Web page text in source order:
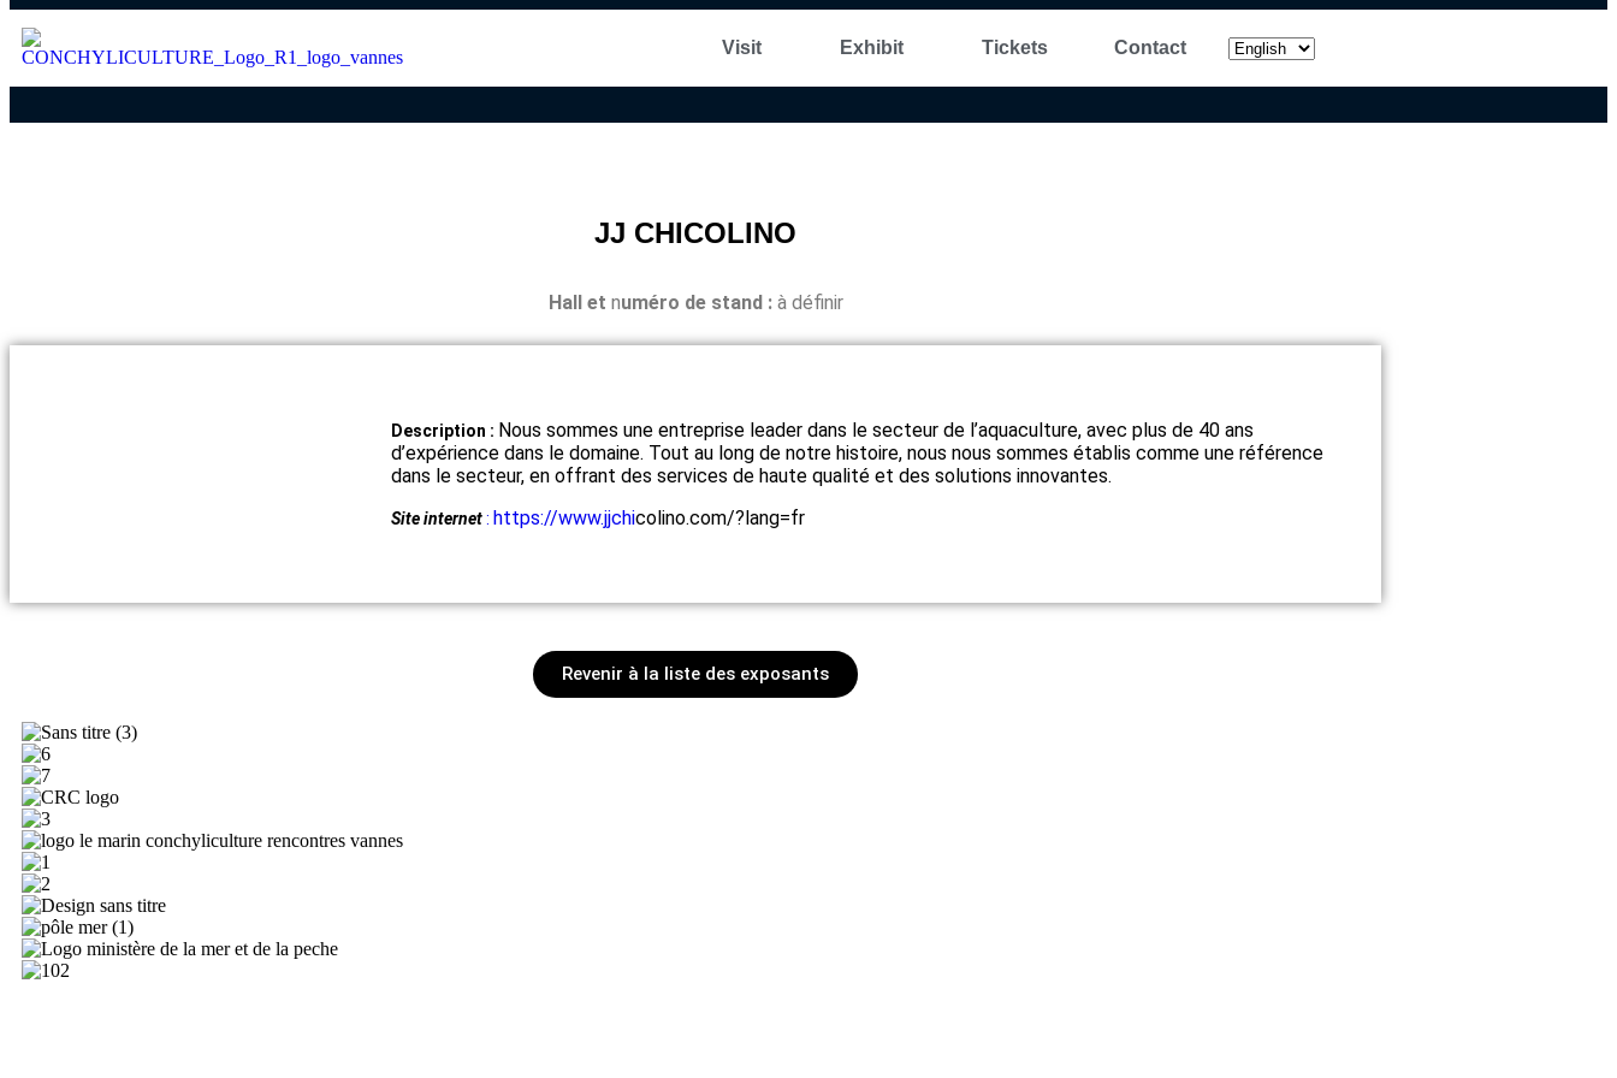
Visit Exhibit Tickets Contact
JJ CHICOLINO
Hall et numéro de stand :à définir
Description : Nous sommes une entreprise leader dans le secteur de l’aquaculture, avec plus de 40 ans
d’expérience dans le domaine. Tout au long de notre histoire, nous nous sommes établis comme une référence
dans le secteur, en offrant des services de haute qualité et des solutions innovantes.
Site internet: https://www.jjchicolino.com/?lang=fr
Revenir à la liste des exposants